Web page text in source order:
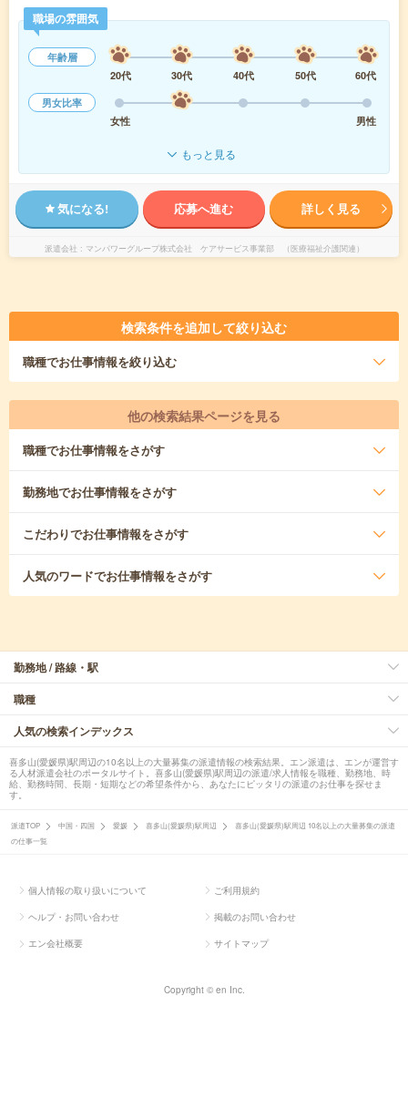
職場の雰囲気
年齢層
20代
30代 40代 50代
60代
男女比率
女性
男性
もっと見る
気になる! 応募へ進む 詳しく見る
派遣会社 マンパワーグループ株式会社 ケアサービス事業部 （医療福祉介護関連）
検索条件を追加して絞り込む
職種でお仕事情報を絞り込む
他の検索結果ページを見る
職種でお仕事情報をさがす
勤務地でお仕事情報をさがす
こだわりでお仕事情報をさがす
人気のワードでお仕事情報をさがす
勤務地 / 路線・駅
職種
人気の検索インデックス
喜多山(愛媛県)駅周辺の10名以上の大量募集の派遣情報の検索結果。エン派遣は、エンが運営す
る人材派遣会社のポータルサイト。喜多山(愛媛県)駅周辺の派遣/求人情報を職種、勤務地、時
給、勤務時間、長期・短期などの希望条件から、あなたにピッタリの派遣のお仕事を探せま
す。
派遣TOP 中国・四国 愛媛 喜多山(愛媛県)駅周辺
喜多山(愛媛県)駅周辺 10名以上の大量募集の派遣
の仕事一覧
個人情報の取り扱いについて ご利用規約
ヘルプ・お問い合わせ 掲載のお問い合わせ
エン会社概要 サイトマップ
Copyright © en Inc.